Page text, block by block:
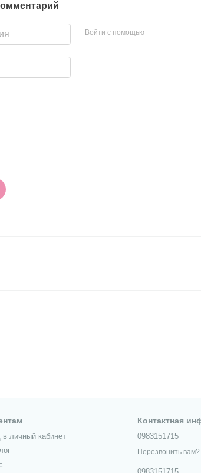
Войти с помощью
в личный кабинет
Контактная
0983151715
Перезвонить вам?